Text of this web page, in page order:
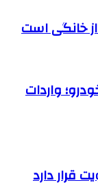
واردات
قرار دارد